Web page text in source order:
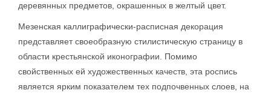
деревянных предметов, окрашенных в желтый цвет.
Мезенская каллиграфически-расписная декорация
представляет своеобразную стилистическую страницу в
области крестьянской иконографии. Помимо
свойственных ей художественных качеств, эта роспись
является ярким показателем тех подпочвенных слоев, на